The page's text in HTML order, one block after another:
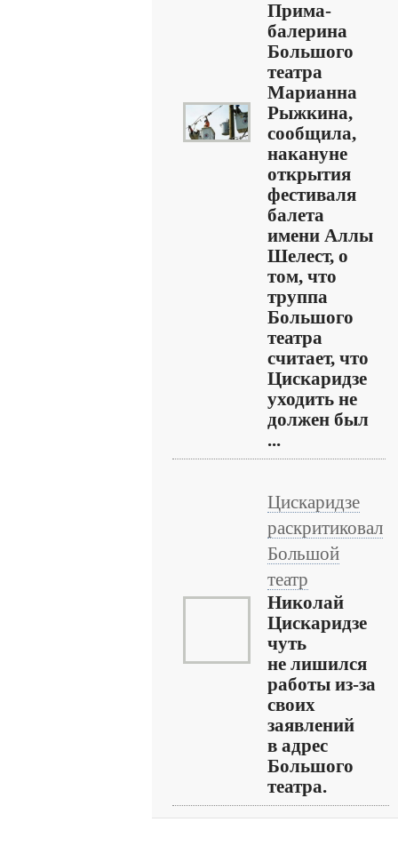
Прима-
балерина
Большого
театра
Марианна
Рыжкина,
сообщила,
накануне
открытия
фестиваля
балета
имени Аллы
Шелест, о
том, что
труппа
Большого
театра
считает, что
Цискаридзе
уходить не
должен был
...
Цискаридзе
раскритиковал
Большой
театр
Николай
Цискаридзе
чуть
не лишился
работы из-за
своих
заявлений
в адрес
Большого
театра.